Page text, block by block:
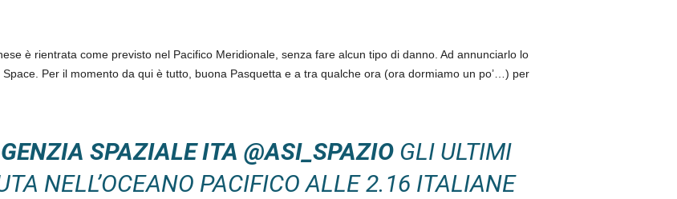
è rientrata come previsto nel Pacifico Meridionale, senza fare alcun tipo di danno. Ad annunciarlo lo
Per il momento da qui è tutto, buona Pasquetta e a tra qualche ora (ora dormiamo un po’…) per
SPAZIALE ITA @ASI_SPAZIOGLI ULTIMI
NELL’OCEANO PACIFICO ALLE 2.16 ITALIANE